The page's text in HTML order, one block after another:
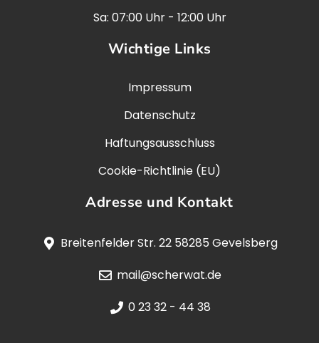
Sa: 07:00 Uhr - 12:00 Uhr
Wichtige Links
Impressum
Datenschutz
Haftungsausschluss
Cookie-Richtlinie (EU)
Adresse und Kontakt
Breitenfelder Str. 22 58285 Gevelsberg
mail@scherwat.de
0 23 32 - 44 38